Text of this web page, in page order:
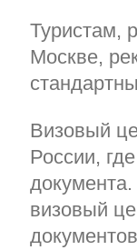
Туристам,
Москве,
Визовый
России,
визовый